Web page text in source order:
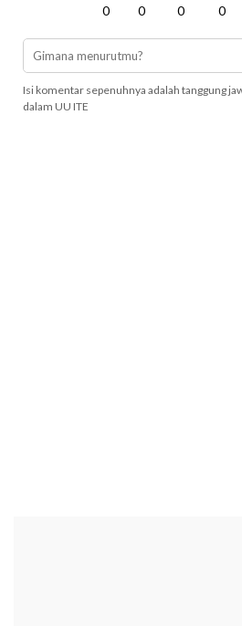
0 0 0 0
Isi komentar sepenuhnya adalah tanggung
dalam UU ITE